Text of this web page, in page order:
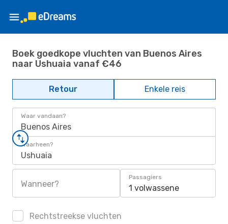
Boek goedkope vluchten van Buenos Aires
naar Ushuaia vanaf €46
Retour Enkele reis
Waar vandaan?
Buenos Aires
Waarheen?
Ushuaia
Wanneer?
Passagiers
1 volwassene
Rechtstreekse vluchten